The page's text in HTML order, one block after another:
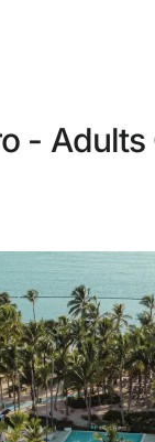
LOGIN
Passwort vergessen?
Sie eine der
Mit Google anmelden
mit E-Mail-Adresse
- Adults